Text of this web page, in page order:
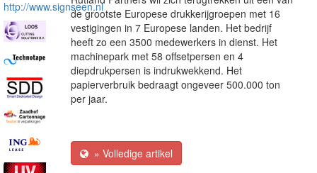
de grootste Europese drukkerijgroepen met 16
vestigingen in 7 Europese landen. Het bedrijf
heeft zo een 3500 medewerkers in dienst. Het
machinepark met 58 offsetpersen en 4
diepdrukpersen is indrukwekkend. Het
papierverbruik bedraagt ongeveer 500.000 ton
per jaar.
» Volledige artikel